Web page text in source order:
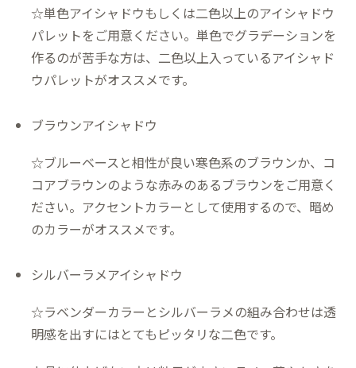
☆単色アイシャドウもしくは二色以上のアイシャドウ
パレットをご用意ください。単色でグラデーションを
作るのが苦手な方は、二色以上入っているアイシャド
ウパレットがオススメです。
ブラウンアイシャドウ
☆ブルーベースと相性が良い寒色系のブラウンか、コ
コアブラウンのような赤みのあるブラウンをご用意く
ださい。アクセントカラーとして使用するので、暗め
のカラーがオススメです。
シルバーラメアイシャドウ
☆ラベンダーカラーとシルバーラメの組み合わせは透
明感を出すにはとてもピッタリな二色です。